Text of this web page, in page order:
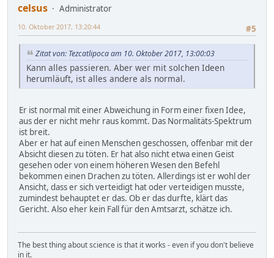
celsus
Administrator
#5
10. Oktober 2017, 13:20:44
Zitat von: Tezcatlipoca am 10. Oktober 2017, 13:00:03
Kann alles passieren. Aber wer mit solchen Ideen
herumläuft, ist alles andere als normal.
Er ist normal mit einer Abweichung in Form einer fixen Idee,
aus der er nicht mehr raus kommt. Das Normalitäts-Spektrum
ist breit.
Aber er hat auf einen Menschen geschossen, offenbar mit der
Absicht diesen zu töten. Er hat also nicht etwa einen Geist
gesehen oder von einem höheren Wesen den Befehl
bekommen einen Drachen zu töten. Allerdings ist er wohl der
Ansicht, dass er sich verteidigt hat oder verteidigen musste,
zumindest behauptet er das. Ob er das durfte, klärt das
Gericht. Also eher kein Fall für den Amtsarzt, schätze ich.
The best thing about science is that it works - even if you don't believe
in it.